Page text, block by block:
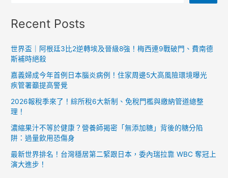
Recent Posts
世界盃｜阿根廷3比2逆轉埃及晉級8強！梅西連9戰破門、費南德
斯補時絕殺
嘉義婦成今年首例日本腦炎病例！住家周邊5大高風險環境曝光
疾管署籲提高警覺
2026報稅季來了！綜所稅6大新制、免稅門檻與繳納管道總整
理！
濃縮果汁不等於健康？營養師揭密「無添加糖」背後的糖分陷
阱：過量飲用恐傷身
最新世界排名！台灣穩居第二緊跟日本，委內瑞拉靠 WBC 奪冠上
演大進步！